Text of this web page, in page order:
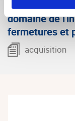
IAS5506 -
domaine de
fermetures et
acquisition